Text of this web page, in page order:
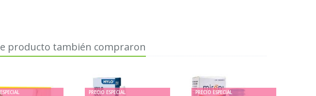
producto también compraron
PRECIO ESPECIAL PRECIO ESPECIAL